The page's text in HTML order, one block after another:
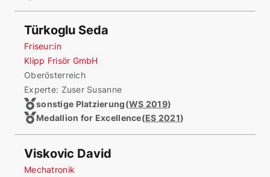
Türkoglu Seda
Friseur:in
Klipp Frisör GmbH
Oberösterreich
Experte: Zuser Susanne
sonstige Platzierung(WS 2019)
Medallion for Excellence(ES 2021)
Viskovic David
Mechatronik